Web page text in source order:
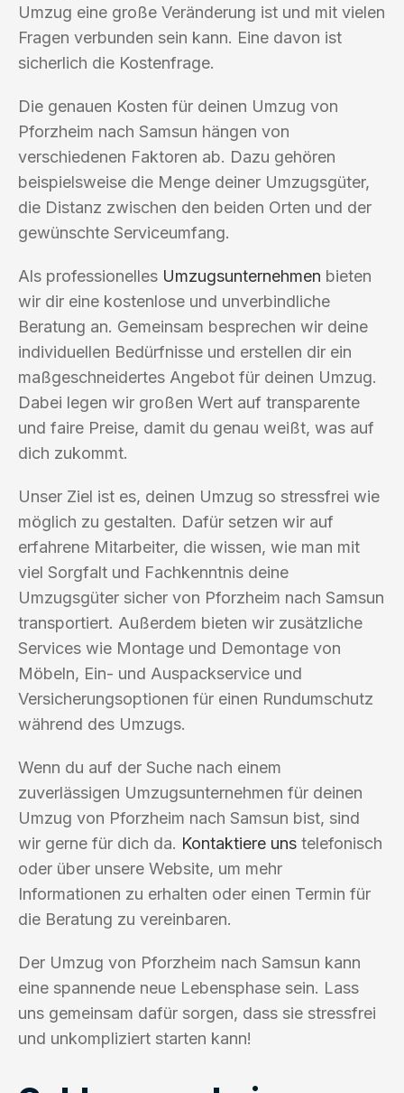
Umzug eine große Veränderung ist und mit vielen
Fragen verbunden sein kann. Eine davon ist
sicherlich die Kostenfrage.
Die genauen Kosten für deinen Umzug von
Pforzheim nach Samsun hängen von
verschiedenen Faktoren ab. Dazu gehören
beispielsweise die Menge deiner Umzugsgüter,
die Distanz zwischen den beiden Orten und der
gewünschte Serviceumfang.
Als professionelles Umzugsunternehmen bieten
wir dir eine kostenlose und unverbindliche
Beratung an. Gemeinsam besprechen wir deine
individuellen Bedürfnisse und erstellen dir ein
maßgeschneidertes Angebot für deinen Umzug.
Dabei legen wir großen Wert auf transparente
und faire Preise, damit du genau weißt, was auf
dich zukommt.
Unser Ziel ist es, deinen Umzug so stressfrei wie
möglich zu gestalten. Dafür setzen wir auf
erfahrene Mitarbeiter, die wissen, wie man mit
viel Sorgfalt und Fachkenntnis deine
Umzugsgüter sicher von Pforzheim nach Samsun
transportiert. Außerdem bieten wir zusätzliche
Services wie Montage und Demontage von
Möbeln, Ein- und Auspackservice und
Versicherungsoptionen für einen Rundumschutz
während des Umzugs.
Wenn du auf der Suche nach einem
zuverlässigen Umzugsunternehmen für deinen
Umzug von Pforzheim nach Samsun bist, sind
wir gerne für dich da. Kontaktiere uns telefonisch
oder über unsere Website, um mehr
Informationen zu erhalten oder einen Termin für
die Beratung zu vereinbaren.
Der Umzug von Pforzheim nach Samsun kann
eine spannende neue Lebensphase sein. Lass
uns gemeinsam dafür sorgen, dass sie stressfrei
und unkompliziert starten kann!